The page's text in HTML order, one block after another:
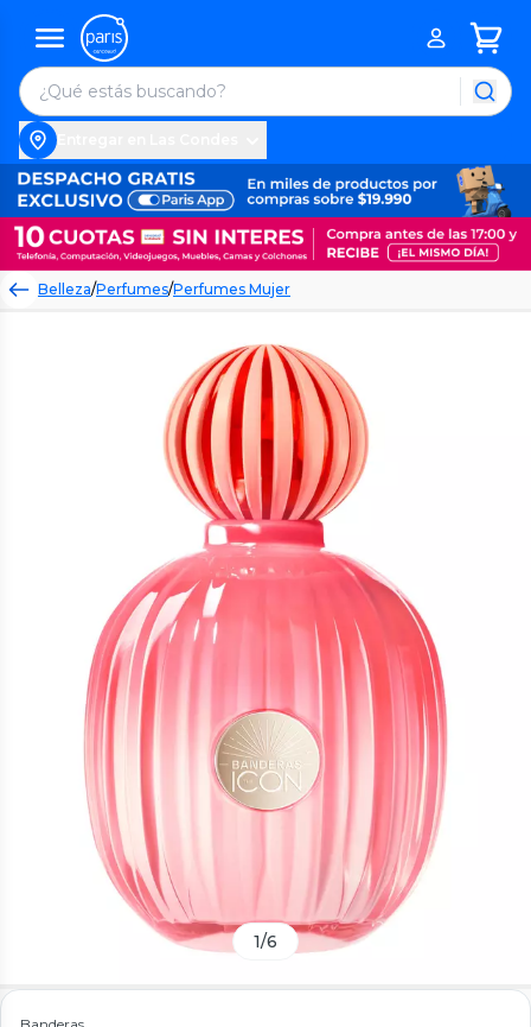
Belleza/Perfumes/Perfumes Mujer
1/6